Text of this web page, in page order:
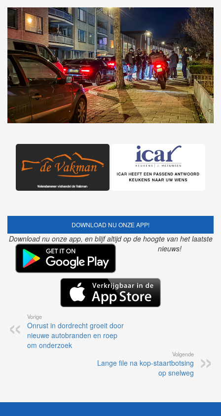
DOWNLOAD NU ONZE APP!
Download nu onze app, en blijf altijd op de hoogte van het laatste
nieuws!
Vorige
Onrust in dordrecht groeit door
nieuwe autobranden en roep
om onderzoek
Volgende
Lange file na kop-staartbotsing
op snelweg